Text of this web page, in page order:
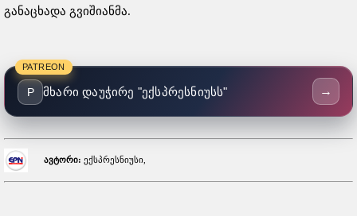
განაცხადა გვიშიანმა.
PATREON
P მხარი დაუჭირე "ექსპრესნიუსს" →
ავტორი: ექსპრესნიუსი,